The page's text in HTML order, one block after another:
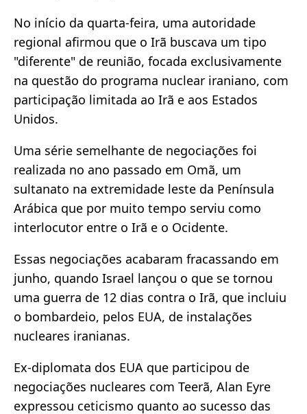
No início da quarta-feira, uma autoridade
regional afirmou que o Irã buscava um tipo
"diferente" de reunião, focada exclusivamente
na questão do programa nuclear iraniano, com
participação limitada ao Irã e aos Estados
Unidos.
Uma série semelhante de negociações foi
realizada no ano passado em Omã, um
sultanato na extremidade leste da Península
Arábica que por muito tempo serviu como
interlocutor entre o Irã e o Ocidente.
Essas negociações acabaram fracassando em
junho, quando Israel lançou o que se tornou
uma guerra de 12 dias contra o Irã, que incluiu
o bombardeio, pelos EUA, de instalações
nucleares iranianas.
Ex-diplomata dos EUA que participou de
negociações nucleares com Teerã, Alan Eyre
expressou ceticismo quanto ao sucesso das